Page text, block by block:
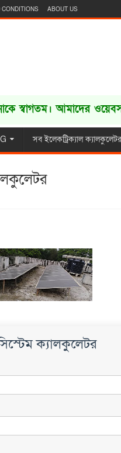
ABOUT US
আমাদের
সব ইলেকট্রিক্যাল ক্যালকুলেটর
ক্যালকুলেটর